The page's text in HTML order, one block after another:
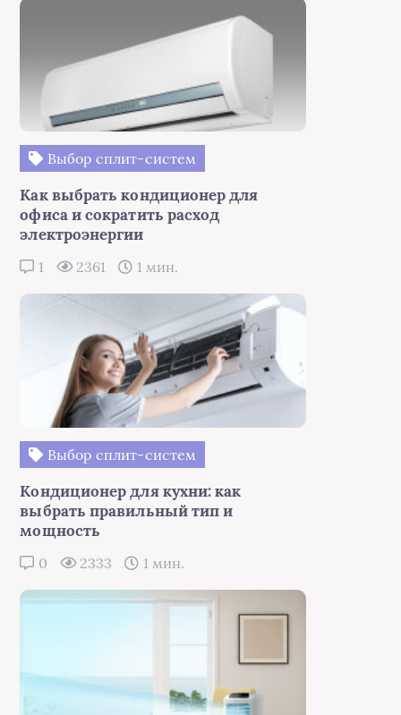
Выбор сплит-систем
Как выбрать кондиционер для
офиса и сократить расход
электроэнергии
1 2361 1 мин.
Выбор сплит-систем
Кондиционер для кухни: как
выбрать правильный тип и
мощность
0 2333 1 мин.